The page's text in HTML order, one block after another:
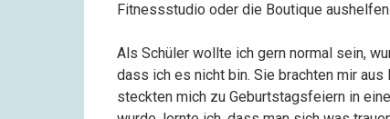
Fitnessstudio oder die Boutique aushelfen.
Als Schüler wollte ich gern normal sein,
dass ich es nicht bin. Sie brachten mir
steckten mich zu Geburtstagsfeiern in